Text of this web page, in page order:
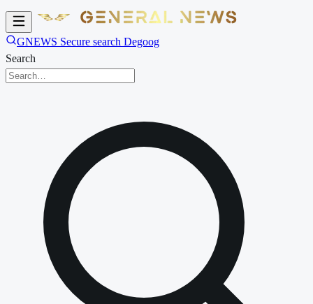
GNEWS Secure search Degoog
Search